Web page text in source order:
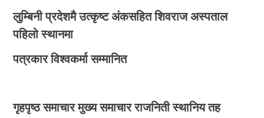
लुम्बिनी प्रदेशमै उत्कृष्ट अंकसहित शिवराज अस्पताल
पहिलो स्थानमा
पत्रकार विश्वकर्मा सम्मानित
गृहपृष्ठ समाचार मुख्य समाचार राजनिती स्थानिय तह